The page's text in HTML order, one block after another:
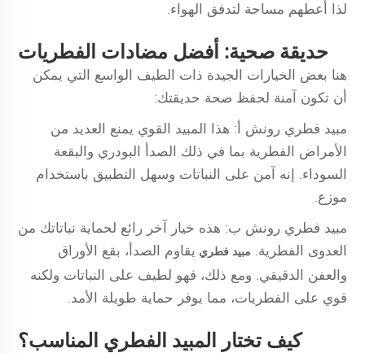
لذا أعطهم مساحة لتدفق الهواء.
حديقة صحية: أفضل مضادات الفطريات
هنا بعض الخيارات الجيدة ذات الطيف الواسع التي يمكن
أن تكون آمنة لحفظ صحة حديقتك:
مبيد فطري رونش أ: هذا المبيد القوي يمنع العديد من
الأمراض الفطرية بما في ذلك الصدأ البودري والبقعة
السوداء. إنه آمن على النباتات وسهل التطبيق باستخدام
موزع.
مبيد فطري رونش ب: هذه خيار آخر رائع لحماية نباتاتك من
العدوى الفطرية. مبيد فطري يقاوم الصدأ، بقع الأوراق
والعفن الدقيقي. ومع ذلك، فهو لطيف على النباتات ولكنه
قوي على الفطريات، مما يوفر حماية طويلة الأمد.
كيف تختار المبيد الفطري المناسب؟